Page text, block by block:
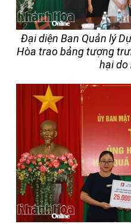
Đại diện Ban Quản lý
Hòa trao bảng tượng
hại do